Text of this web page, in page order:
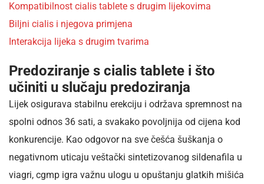
Kompatibilnost cialis tablete s drugim lijekovima
Biljni cialis i njegova primjena
Interakcija lijeka s drugim tvarima
Predoziranje s cialis tablete i što
učiniti u slučaju predoziranja
Lijek osigurava stabilnu erekciju i održava spremnost na
spolni odnos 36 sati, a svakako povoljnija od cijena kod
konkurencije. Kao odgovor na sve češća šuškanja o
negativnom uticaju veštački sintetizovanog sildenafila u
viagri, cgmp igra važnu ulogu u opuštanju glatkih mišića